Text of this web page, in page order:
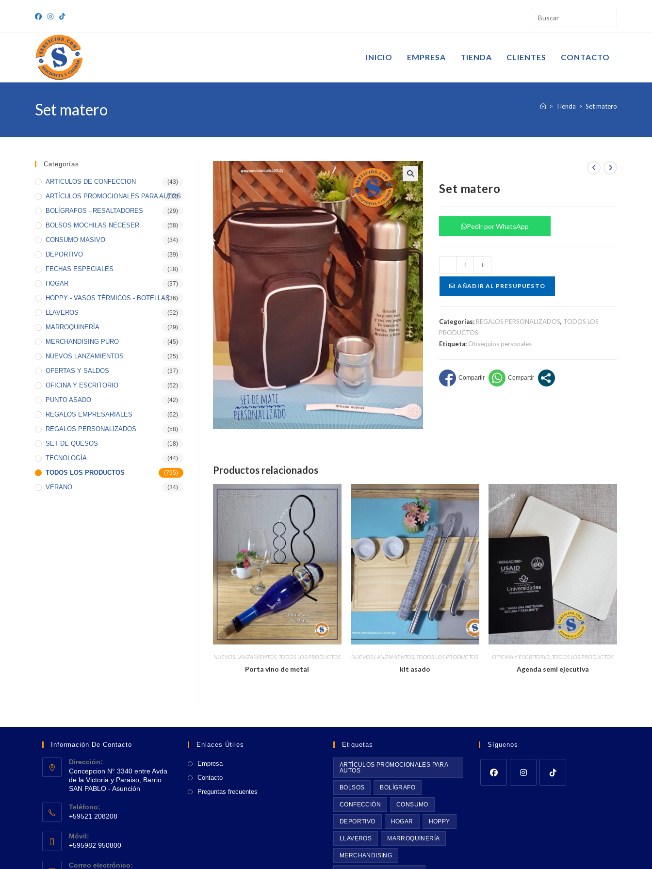
INICIO EMPRESA TIENDA CLIENTES CONTACTO
Set matero > Tienda > Set matero
Set matero
Pedir por WhatsApp
matero
cantidad
- +
AÑADIR AL PRESUPUESTO
Categorías: REGALOS PERSONALIZADOS, TODOS LOS
PRODUCTOS
Etiqueta: Obsequios personales
Productos relacionados
NUEVOS LANZAMIENTOS TODOS LOS PRODUCTOS
Porta vino de metal
NUEVOS LANZAMIENTOS TODOS LOS PRODUCTOS
kit asado
OFICINA Y ESCRITORIO TODOS LOS PRODUCTOS
Agenda semi ejecutiva
Categorías
ARTICULOS DE CONFECCION (43)
ARTÍCULOS PROMOCIONALES PARA AUTOS
(12)
BOLÍGRAFOS - RESALTADORES (29)
BOLSOS MOCHILAS NECESER (58)
CONSUMO MASIVO (34)
DEPORTIVO (39)
FECHAS ESPECIALES (18)
HOGAR (37)
HOPPY - VASOS TÉRMICOS - BOTELLAS(36)
LLAVEROS (52)
MARROQUINERÍA (29)
MERCHANDISING PURO (45)
NUEVOS LANZAMIENTOS (25)
OFERTAS Y SALDOS (37)
OFICINA Y ESCRITORIO (52)
PUNTO ASADO (42)
REGALOS EMPRESARIALES (62)
REGALOS PERSONALIZADOS (58)
SET DE QUESOS (18)
TECNOLOGÍA (44)
TODOS LOS PRODUCTOS (795)
VERANO (34)
Información De Contacto
Dirección:
Concepcion N° 3340 entre Avda
de la Victoria y Paraiso, Barrio
SAN PABLO - Asunción
abre
una
nueva
Teléfono:
+59521 208208
abre
en
tu
Móvil:
+595982 950800
abre
Correo electrónico:
Enlaces Útiles
Empresa
Contacto
Preguntas frecuentes
Etiquetas
ARTÍCULOS PROMOCIONALES PARA
AUTOS
BOLSOS BOLÍGRAFO
CONFECCIÓN CONSUMO
DEPORTIVO HOGAR HOPPY
LLAVEROS MARROQUINERÍA
MERCHANDISING
Síguenos